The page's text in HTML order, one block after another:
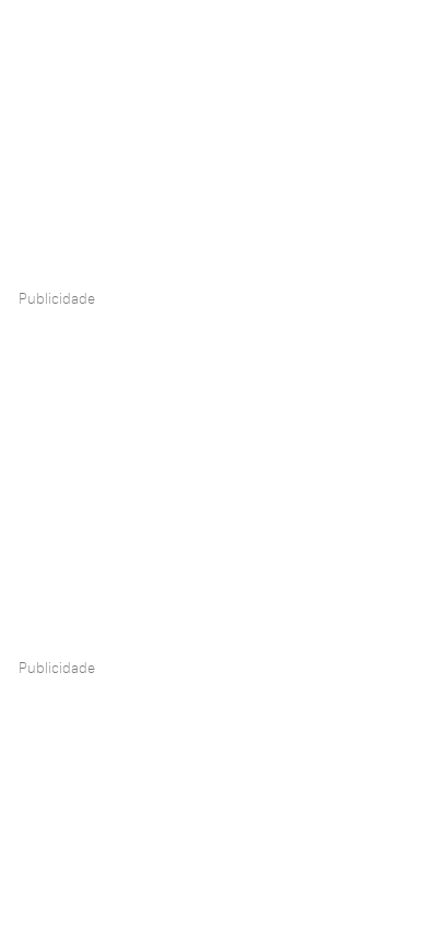
Publicidade
Publicidade